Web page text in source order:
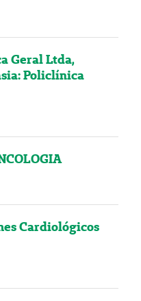
Geral Ltda,
Policlínica
Cardiológicos